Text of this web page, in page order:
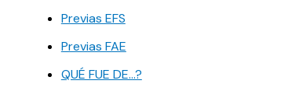
Previas EFS
Previas FAE
QUÉ FUE DE…?